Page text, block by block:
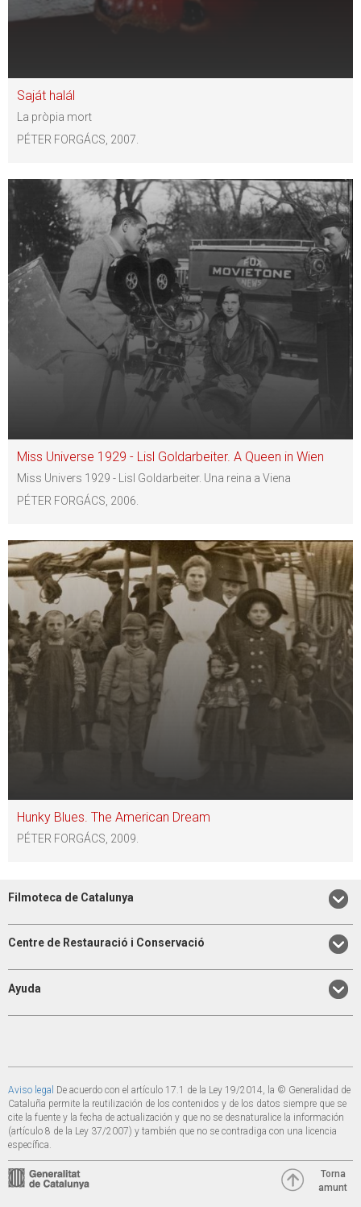
Saját halál
La pròpia mort
PÉTER FORGÁCS, 2007.
Miss Universe 1929 - Lisl Goldarbeiter. A Queen in Wien
Miss Univers 1929 - Lisl Goldarbeiter. Una reina a Viena
PÉTER FORGÁCS, 2006.
Hunky Blues. The American Dream
PÉTER FORGÁCS, 2009.
Filmoteca de Catalunya
Centre de Restauració i Conservació
Ayuda
Aviso legal De acuerdo con el artículo 17.1 de la Ley 19/2014, la © Generalidad de
Cataluña permite la reutilización de los contenidos y de los datos siempre que se
cite la fuente y la fecha de actualización y que no se desnaturalice la información
(artículo 8 de la Ley 37/2007) y también que no se contradiga con una licencia
específica.
Torna
amunt